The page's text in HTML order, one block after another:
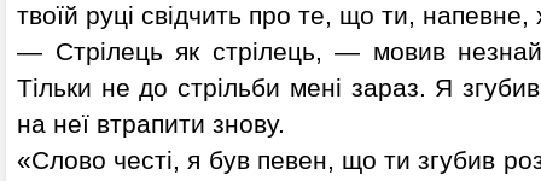
твоїй руці свідчить про те, що ти,
— Стрілець як стрілець, — мовив
Тільки не до стрільби мені зараз. Я
на неї втрапити знову.
«Слово честі, я був певен, що ти згубив